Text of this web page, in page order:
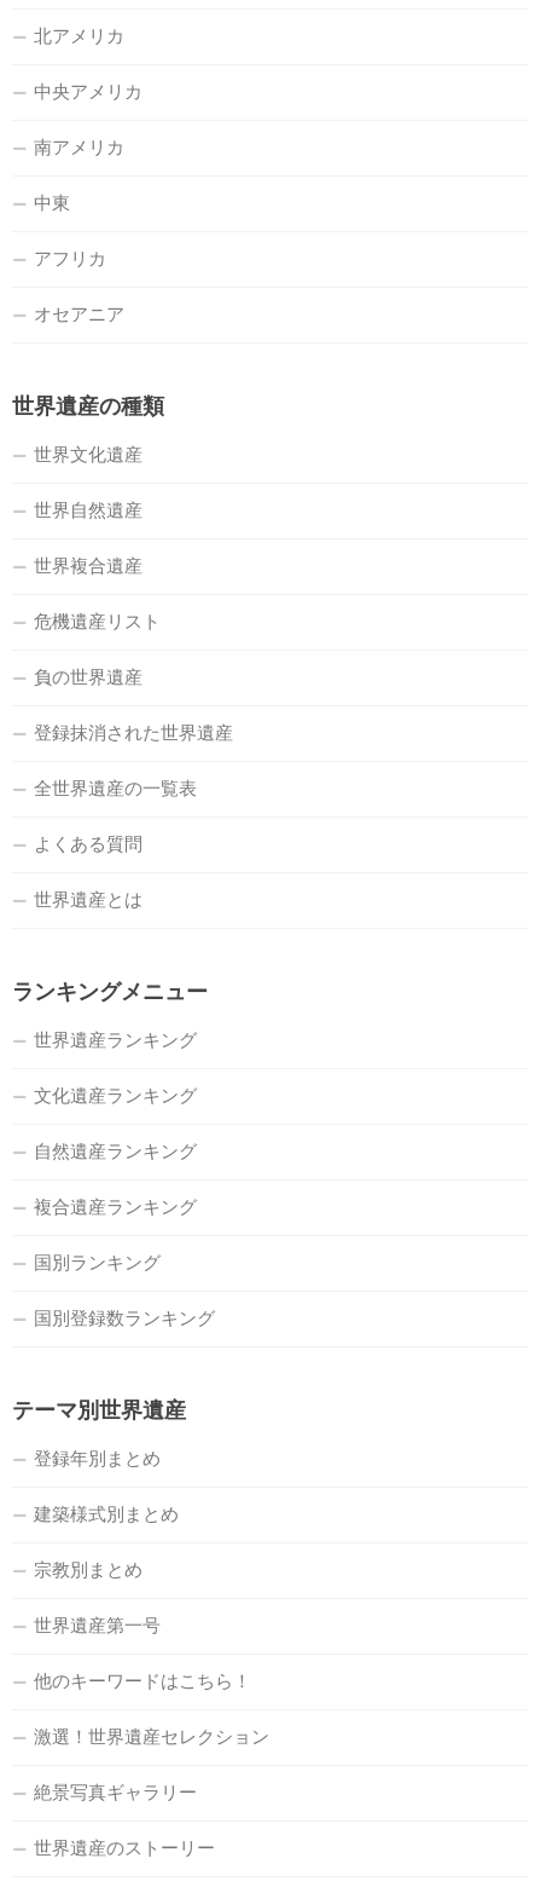
北アメリカ
中央アメリカ
南アメリカ
中東
アフリカ
オセアニア
世界遺産の種類
世界文化遺産
世界自然遺産
世界複合遺産
危機遺産リスト
負の世界遺産
登録抹消された世界遺産
全世界遺産の一覧表
よくある質問
世界遺産とは
ランキングメニュー
世界遺産ランキング
文化遺産ランキング
自然遺産ランキング
複合遺産ランキング
国別ランキング
国別登録数ランキング
テーマ別世界遺産
登録年別まとめ
建築様式別まとめ
宗教別まとめ
世界遺産第一号
他のキーワードはこちら！
激選！世界遺産セレクション
絶景写真ギャラリー
世界遺産のストーリー